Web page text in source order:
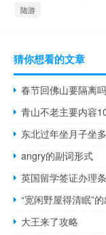
陆游
猜你想看的文章
春节回佛山要隔离吗
青山不老主要内容
东北过年坐月子坐
angry的副词形式
英国留学签证办理
“宽闲野屋得清眠”
大王来了攻略